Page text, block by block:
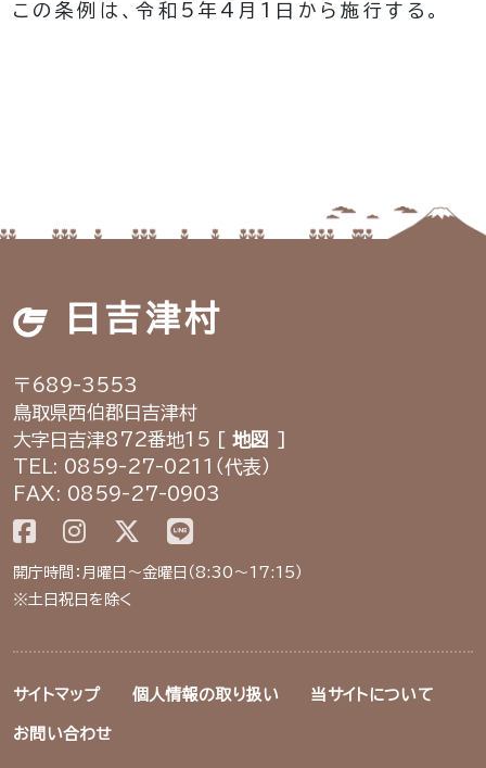
この条例は、令和5年4月1日から施行する。
日吉津村
〒689-3553
鳥取県西伯郡日吉津村
大字日吉津872番地15 [ 地図
TEL: 0859-27-0211（代表）
FAX: 0859-27-0903
開庁時間：月曜日～金曜日（8:30～17:15）
※土日祝日を除く
サイトマップ 個人情報の取り扱い 当サイトについて
お問い合わせ